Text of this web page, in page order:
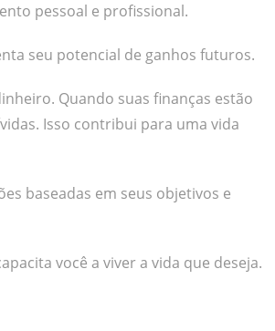
pessoal e profissional.
seu potencial de ganhos futuros.
Quando suas finanças estão
Isso contribui para uma vida
baseadas em seus objetivos e
você a viver a vida que deseja.